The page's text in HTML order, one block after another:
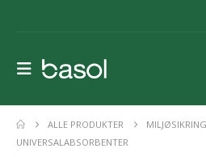
ALLE PRODUKTER MILJØSIKRING
UNIVERSALABSORBENTER